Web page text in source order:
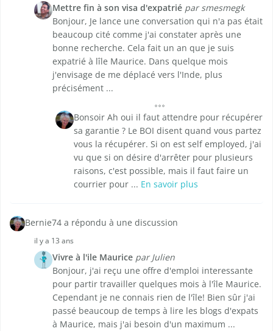
Mettre fin à son visa d'expatrié par smesmegk
Bonjour, Je lance une conversation qui n'a pas était
beaucoup cité comme j'ai constater après une
bonne recherche. Cela fait un an que je suis
expatrié à lîle Maurice. Dans quelque mois
j'envisage de me déplacé vers l'Inde, plus
précisément ...
Bonsoir Ah oui il faut attendre pour récupérer
sa garantie ? Le BOI disent quand vous partez
vous la récupérer. Si on est self employed, j'ai
vu que si on désire d'arrêter pour plusieurs
raisons, c'est possible, mais il faut faire un
courrier pour ... En savoir plus
Bernie74 a répondu à une discussion
il y a 13 ans
Vivre à l'ile Maurice par Julien
Bonjour, j'ai reçu une offre d'emploi interessante
pour partir travailler quelques mois à l'île Maurice.
Cependant je ne connais rien de l'île! Bien sûr j'ai
passé beaucoup de temps à lire les blogs d'expats
à Maurice, mais j'ai besoin d'un maximum ...